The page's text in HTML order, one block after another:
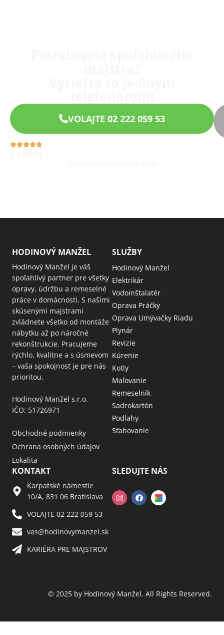
VOLAJTE 02 222 059 53
HODINOVÝ MANŽEL
Hodinový Manžel je váš
spoľahlivý partner pre všetky
opravy, údržbu a remeselné
práce v domácnosti. S našimi
skúsenými majstrami
zvládnete všetko od montáže
nábytku až po náročné
rekonštrukcie. Pracujeme
rýchlo, kvalitne a s úsmevom
– vaša spokojnosť je pre nás
prioritou.
Hodinový Manžel s.r.o.
IČO: 51726971
Obchodné podmienky
Ochrana osobných údajov
Lokalita
SLUŽBY
Hodinový Manžel
Elektrikár
Vodoinštalatér
Oprava Práčky
Oprava Umývačky Riadu
Plynár
Revizie
Kúrenie
Kotly
Maľovanie
Remeselník
Sadrokartón
Podlahy
Sťahovanie
KONTAKT
Karpatské námestie
10/A, 831 06 Bratislava
VOLAJTE 02 222 059 53​
vas@hodinovymanzel.sk​
KARIÉRA PRE MAJSTROV​
SLEDUJTE NÁS
© 2025 by Hodinový Manžel. All Rights Reserved.